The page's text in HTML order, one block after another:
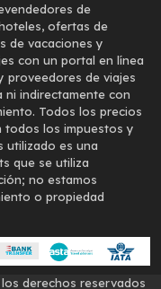
de
ofertas de
de vacaciones y
con un portal en línea
proveedores de viajes
ni indirectamente con
Todos los precios
todos los impuestos y
utilizado es una
que se utiliza
no estamos
o propiedad
derechos reservados